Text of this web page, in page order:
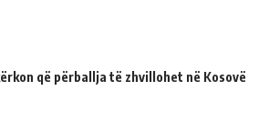
që përballja të zhvillohet në Kosovë